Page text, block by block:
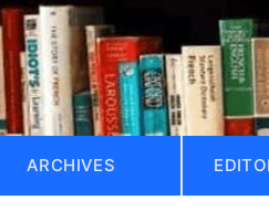
ARCHIVES